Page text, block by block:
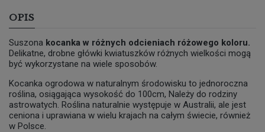
OPIS
Suszona kocanka w różnych odcieniach różowego koloru.
Delikatne, drobne główki kwiatuszków różnych wielkości mogą
być wykorzystane na wiele sposobów.
Kocanka ogrodowa w naturalnym środowisku to jednoroczna
roślina, osiągająca wysokość do 100cm, Należy do rodziny
astrowatych. Roślina naturalnie występuje w Australii, ale jest
ceniona i uprawiana w wielu krajach na całym świecie, również
w Polsce.